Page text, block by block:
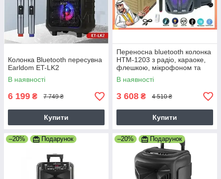
Колонка Bluetooth пересувна
Earldom ET-LK2
В наявності
6 199 ₴ 7 749 ₴
Купити
Переносна bluetooth колонка
HTM-1203 з радіо, караоке,
флешкою, мікрофоном та
пультом, колонка валіза
В наявності
3 608 ₴ 4 510 ₴
Купити
–20% Подарунок –20% Подарунок